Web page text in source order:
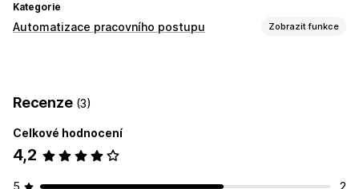
Kategorie
Automatizace pracovního postupu Zobrazit funkce
Vlastní postupy
Recenze (3)
Celkové hodnocení
4,2